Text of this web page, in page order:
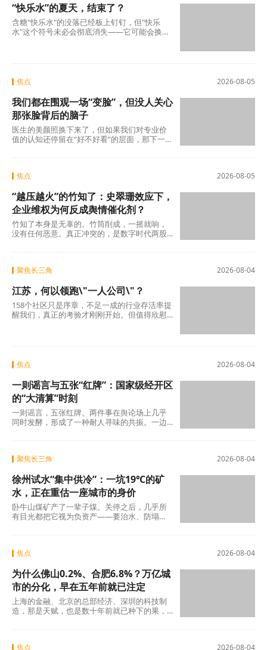
“快乐水”的夏天，结束了？
含糖"快乐水"的没落已经板上钉钉，但"快乐
水"这个符号未必会彻底消失——它可能会换一
2026-08-05
焦点
我们都在围观一场“变脸”，但没人关心
那张脸背后的脑子
医生的美颜照换下来了，但如果我们对专业价
值的认知还停留在“好不好看”的层面，那下一
2026-08-05
焦点
“越压越火”的竹知了：史翠珊效应下，
企业维权为何反成舆情催化剂？
竹知了本身是无辜的。竹筒削成，一摇就响，
没有任何恶意。真正冲突的，是数字时代两股
2026-08-04
聚焦长三角
江苏，何以领跑\"一人公司\"？
158个社区只是序章，不足一成的行业存活率提
醒我们，真正的考验才刚刚开始。但值得欣慰
2026-08-04
焦点
一则谣言与五张“红牌”：国家级经开区
的“大清算”时刻
一则谣言，五张红牌。两件事在舆论场上几乎
同时发酵，形成了一种耐人寻味的共振。一边
2026-08-04
聚焦长三角
徐州试水“集中供冷”：一坑19℃的矿
水，正在重估一座城市的身价
卧牛山煤矿产了一辈子煤。关停之后，几乎所
有目光都把它视为负资产——要治水、防塌
2026-08-04
焦点
为什么佛山0.2%、合肥6.8%？万亿城
市的分化，早在五年前就已注定
上海的金融、北京的总部经济、深圳的科技制
造，那是天赋，也是数十年前就已种下的果，
2026-08-04
焦点